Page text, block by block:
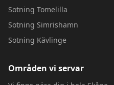
Sotning Tomelilla
Sotning Simrishamn
Sotning Kävlinge
Områden vi servar